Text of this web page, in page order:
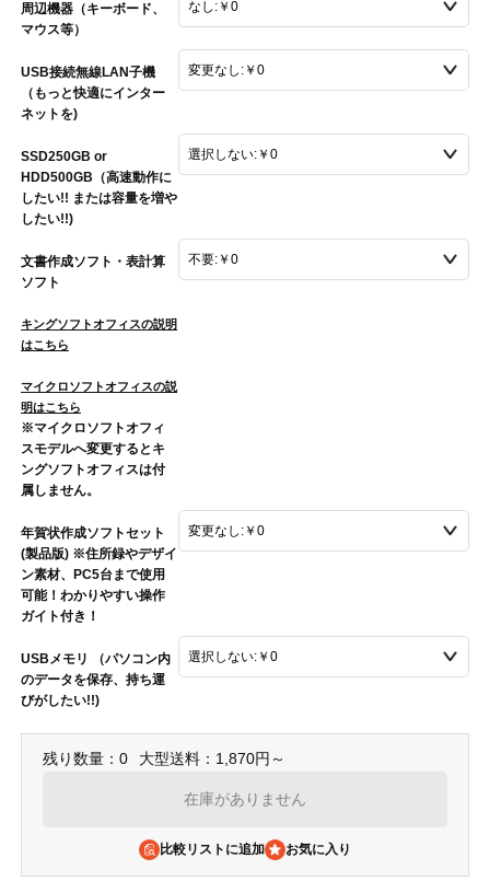
周辺機器（キーボード、
マウス等）
USB接続無線LAN子機
（もっと快適にインター
ネットを)
SSD250GB or
HDD500GB（高速動作に
したい!! または容量を増や
したい!!)
文書作成ソフト・表計算
ソフト
キングソフトオフィスの説明
はこちら
マイクロソフトオフィスの説
明はこちら
※マイクロソフトオフィ
スモデルへ変更するとキ
ングソフトオフィスは付
属しません。
年賀状作成ソフトセット
(製品版) ※住所録やデザイ
ン素材、PC5台まで使用
可能！わかりやすい操作
ガイト付き！
USBメモリ （パソコン内
のデータを保存、持ち運
びがしたい!!)
残り数量：0 大型送料：1,870円～
在庫がありません
比較リストに追加